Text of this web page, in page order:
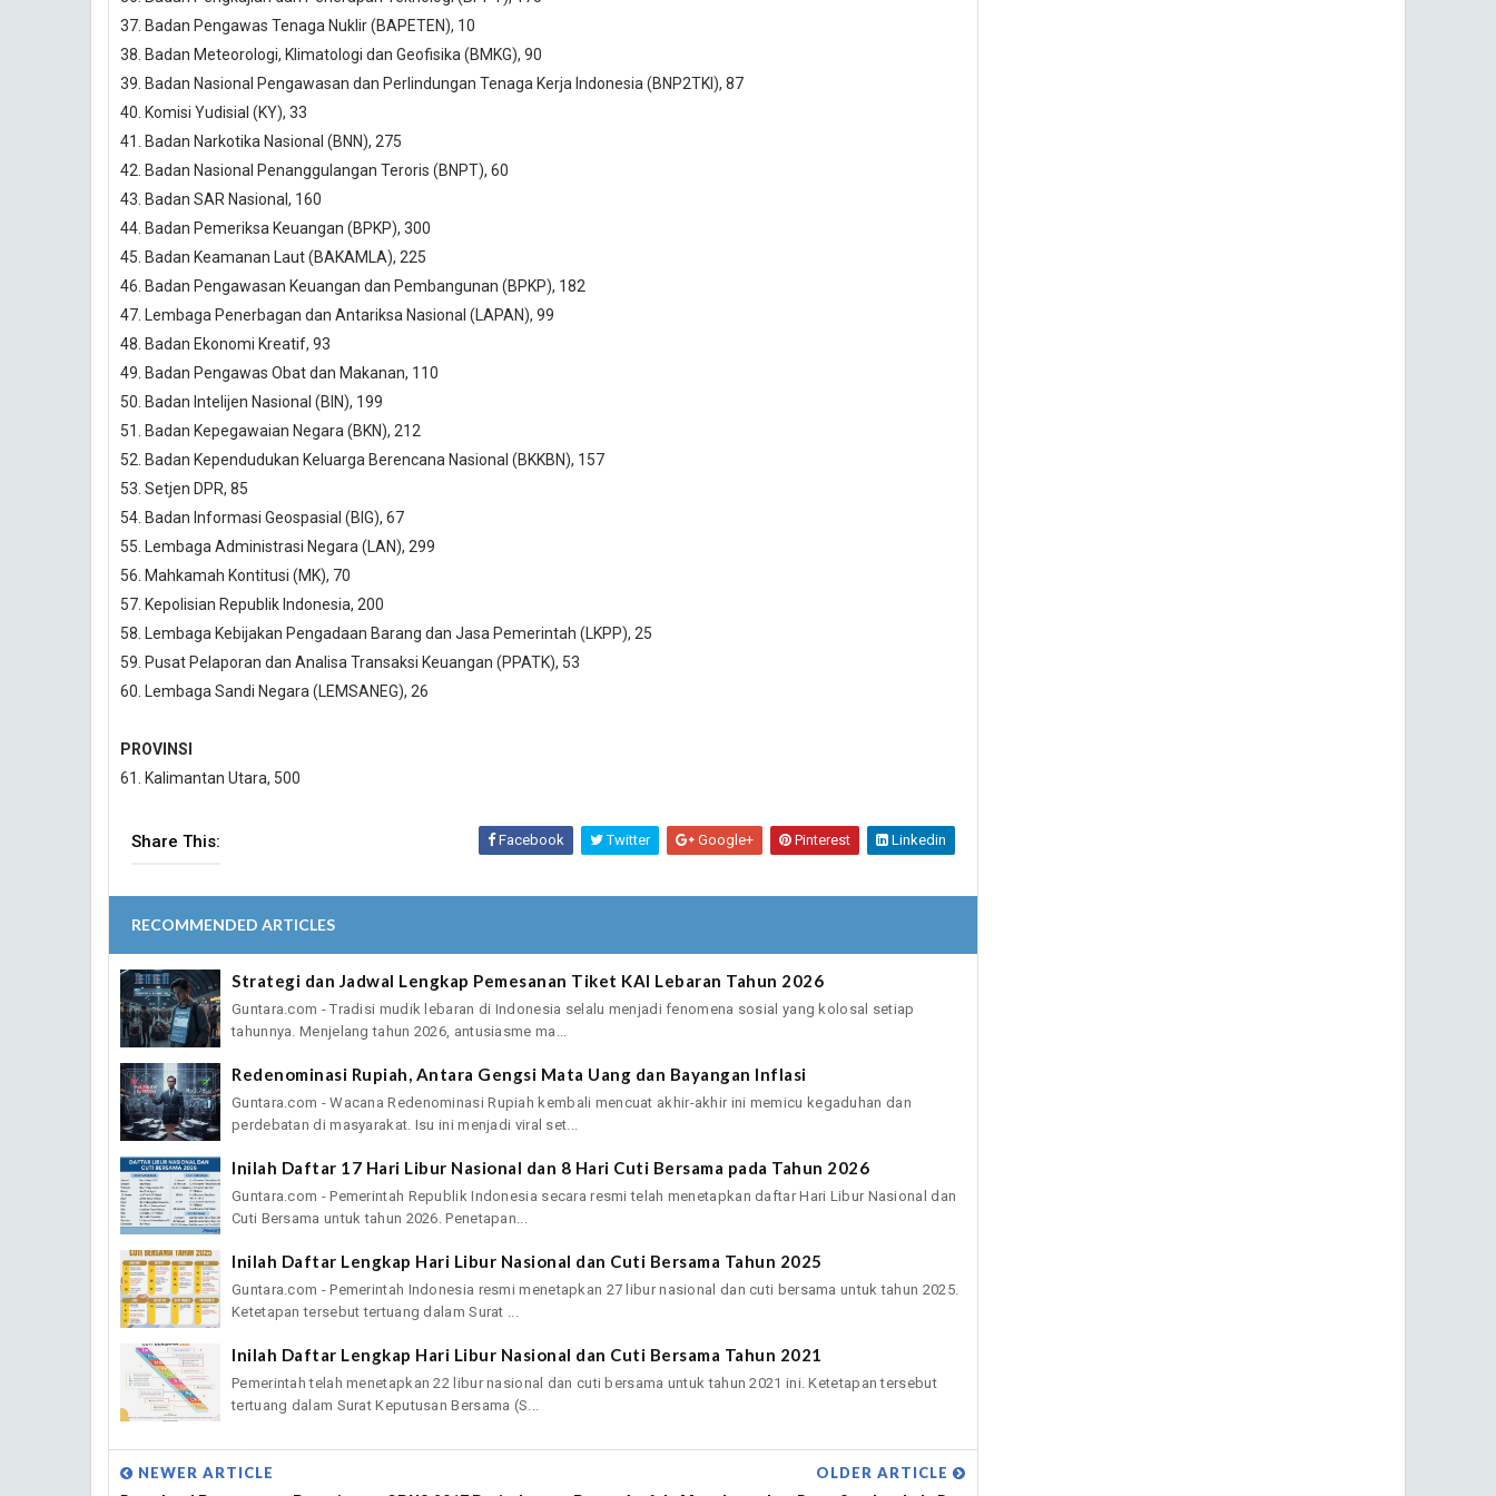
37. Badan Pengawas Tenaga Nuklir (BAPETEN), 10
38. Badan Meteorologi, Klimatologi dan Geofisika (BMKG), 90
39. Badan Nasional Pengawasan dan Perlindungan Tenaga Kerja Indonesia (BNP2TKI), 87
40. Komisi Yudisial (KY), 33
41. Badan Narkotika Nasional (BNN), 275
42. Badan Nasional Penanggulangan Teroris (BNPT), 60
43. Badan SAR Nasional, 160
44. Badan Pemeriksa Keuangan (BPKP), 300
45. Badan Keamanan Laut (BAKAMLA), 225
46. Badan Pengawasan Keuangan dan Pembangunan (BPKP), 182
47. Lembaga Penerbagan dan Antariksa Nasional (LAPAN), 99
48. Badan Ekonomi Kreatif, 93
49. Badan Pengawas Obat dan Makanan, 110
50. Badan Intelijen Nasional (BIN), 199
51. Badan Kepegawaian Negara (BKN), 212
52. Badan Kependudukan Keluarga Berencana Nasional (BKKBN), 157
53. Setjen DPR, 85
54. Badan Informasi Geospasial (BIG), 67
55. Lembaga Administrasi Negara (LAN), 299
56. Mahkamah Kontitusi (MK), 70
57. Kepolisian Republik Indonesia, 200
58. Lembaga Kebijakan Pengadaan Barang dan Jasa Pemerintah (LKPP), 25
59. Pusat Pelaporan dan Analisa Transaksi Keuangan (PPATK), 53
60. Lembaga Sandi Negara (LEMSANEG), 26
PROVINSI
61. Kalimantan Utara, 500
Share This: Facebook Twitter Google+ Pinterest Linkedin
RECOMMENDED ARTICLES
Strategi dan Jadwal Lengkap Pemesanan Tiket KAI Lebaran Tahun 2026
Guntara.com - Tradisi mudik lebaran di Indonesia selalu menjadi fenomena sosial yang kolosal setiap
tahunnya. Menjelang tahun 2026, antusiasme ma...
Redenominasi Rupiah, Antara Gengsi Mata Uang dan Bayangan Inflasi
Guntara.com - Wacana Redenominasi Rupiah kembali mencuat akhir-akhir ini memicu kegaduhan dan
perdebatan di masyarakat. Isu ini menjadi viral set...
Inilah Daftar 17 Hari Libur Nasional dan 8 Hari Cuti Bersama pada Tahun 2026
Guntara.com - Pemerintah Republik Indonesia secara resmi telah menetapkan daftar Hari Libur Nasional dan
Cuti Bersama untuk tahun 2026. Penetapan...
Inilah Daftar Lengkap Hari Libur Nasional dan Cuti Bersama Tahun 2025
Guntara.com - Pemerintah Indonesia resmi menetapkan 27 libur nasional dan cuti bersama untuk tahun 2025.
Ketetapan tersebut tertuang dalam Surat ...
Inilah Daftar Lengkap Hari Libur Nasional dan Cuti Bersama Tahun 2021
Pemerintah telah menetapkan 22 libur nasional dan cuti bersama untuk tahun 2021 ini. Ketetapan tersebut
tertuang dalam Surat Keputusan Bersama (S...
NEWER ARTICLE
OLDER ARTICLE